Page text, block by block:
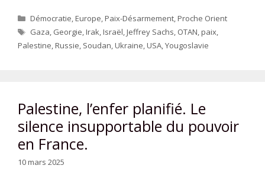
Catégories
Démocratie,Europe,Paix-Désarmement,Proche Orient
Étiquettes
Gaza, Georgie,Irak,Israël,Jeffrey Sachs, OTAN,paix,
Palestine,Russie, Soudan,Ukraine,USA,Yougoslavie
Palestine, l’enfer planifié. Le
silence insupportable du pouvoir
en France.
10 mars 2025